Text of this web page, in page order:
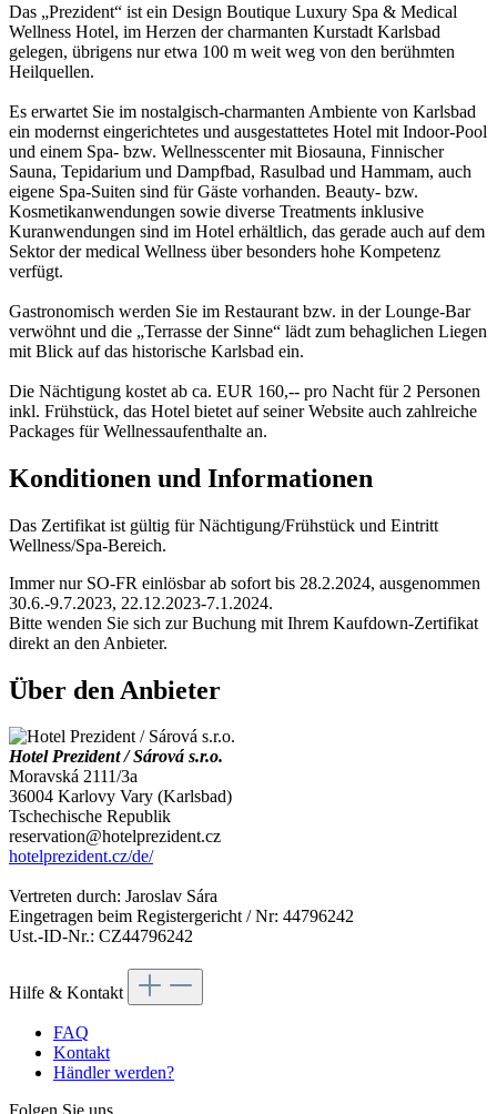
Das „Prezident“ ist ein Design Boutique Luxury Spa & Medical
Wellness Hotel, im Herzen der charmanten Kurstadt Karlsbad
gelegen, übrigens nur etwa 100 m weit weg von den berühmten
Heilquellen.
Es erwartet Sie im nostalgisch-charmanten Ambiente von Karlsbad
ein modernst eingerichtetes und ausgestattetes Hotel mit Indoor-Pool
und einem Spa- bzw. Wellnesscenter mit Biosauna, Finnischer
Sauna, Tepidarium und Dampfbad, Rasulbad und Hammam, auch
eigene Spa-Suiten sind für Gäste vorhanden. Beauty- bzw.
Kosmetikanwendungen sowie diverse Treatments inklusive
Kuranwendungen sind im Hotel erhältlich, das gerade auch auf dem
Sektor der medical Wellness über besonders hohe Kompetenz
verfügt.
Gastronomisch werden Sie im Restaurant bzw. in der Lounge-Bar
verwöhnt und die „Terrasse der Sinne“ lädt zum behaglichen Liegen
mit Blick auf das historische Karlsbad ein.
Die Nächtigung kostet ab ca. EUR 160,-- pro Nacht für 2 Personen
inkl. Frühstück, das Hotel bietet auf seiner Website auch zahlreiche
Packages für Wellnessaufenthalte an.
Konditionen und Informationen
Das Zertifikat ist gültig für Nächtigung/Frühstück und Eintritt
Wellness/Spa-Bereich.
Immer nur SO-FR einlösbar ab sofort bis 28.2.2024, ausgenommen
30.6.-9.7.2023, 22.12.2023-7.1.2024.
Bitte wenden Sie sich zur Buchung mit Ihrem Kaufdown-Zertifikat
direkt an den Anbieter.
Über den Anbieter
Hotel Prezident / Sárová s.r.o.
Moravská 2111/3a
36004 Karlovy Vary (Karlsbad)
Tschechische Republik
reservation@hotelprezident.cz
hotelprezident.cz/de/
Vertreten durch: Jaroslav Sára
Eingetragen beim Registergericht / Nr: 44796242
Ust.-ID-Nr.: CZ44796242
Hilfe & Kontakt
FAQ
Kontakt
Händler werden?